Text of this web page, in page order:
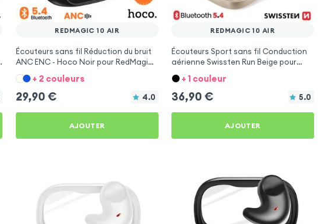
REDMAGIC 10 AIR
Écouteurs sans fil Réduction du bruit
ANC ENC - Hoco Noir pour RedMagic
10 Air
+ 2 couleurs
29,90 € 4.0
AJOUTER
REDMAGIC 10 AIR
Écouteurs Sport sans fil Conduction
aérienne Swissten Run Beige pour
RedMagic 10 Air
+ 1 couleur
36,90 € 5.0
AJOUTER